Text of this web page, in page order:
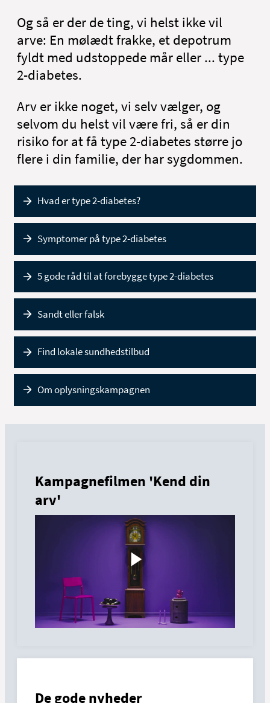
Og så er der de ting, vi helst ikke vil
arve: En mølædt frakke, et depotrum
fyldt med udstoppede mår eller ... type
2-diabetes.
Arv er ikke noget, vi selv vælger, og
selvom du helst vil være fri, så er din
risiko for at få type 2-diabetes større jo
flere i din familie, der har sygdommen.
Hvad er type 2-diabetes?
Symptomer på type 2-diabetes
5 gode råd til at forebygge type 2-diabetes
Sandt eller falsk
Find lokale sundhedstilbud
Om oplysningskampagnen
Kampagnefilmen 'Kend din
arv'
De gode nyheder